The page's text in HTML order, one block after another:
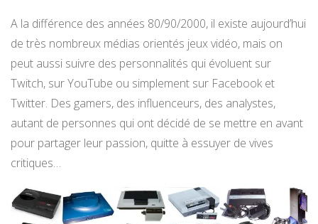
A la différence des années 80/90/2000, il existe aujourd’hui
de très nombreux médias orientés jeux vidéo, mais on
peut aussi suivre des personnalités qui évoluent sur
Twitch, sur YouTube ou simplement sur Facebook et
Twitter. Des gamers, des influenceurs, des analystes,
autant de personnes qui ont décidé de se mettre en avant
pour partager leur passion, quitte à essuyer de vives
critiques…